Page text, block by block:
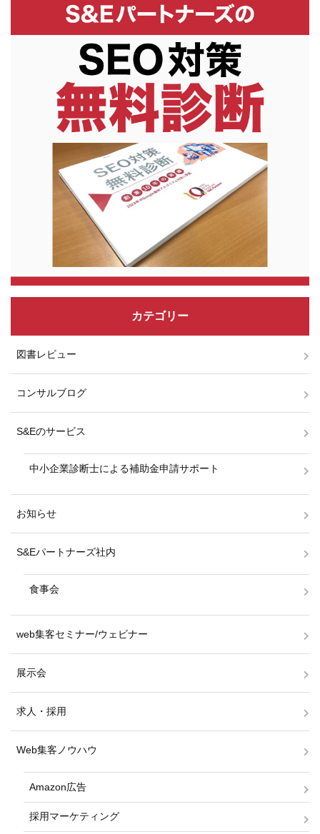
カテゴリー
図書レビュー
コンサルブログ
S&Eのサービス
中小企業診断士による補助金申請サポート
お知らせ
S&Eパートナーズ社内
食事会
web集客セミナー/ウェビナー
展示会
求人・採用
Web集客ノウハウ
Amazon広告
採用マーケティング